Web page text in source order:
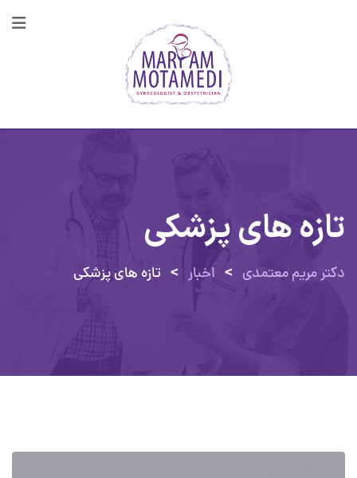
تازه های پزشکی
دکتر مریم معتمدی > اخبار > تازه های پزشکی